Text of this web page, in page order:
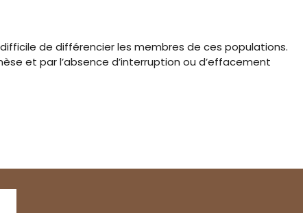
de différencier les membres de ces populations.
et par l’absence d’interruption ou d’effacement